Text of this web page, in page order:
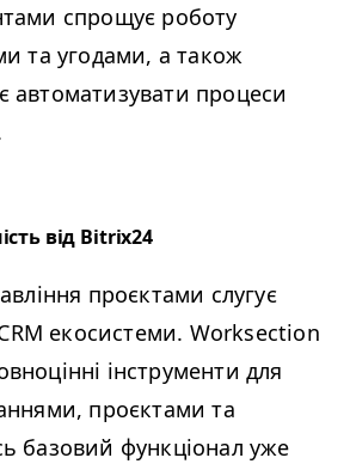
спрощує роботу
та угодами, а також
автоматизувати процеси
від Bitrix24
проєктами слугує
екосистеми. Worksection
інструменти для
проєктами та
базовий функціонал уже